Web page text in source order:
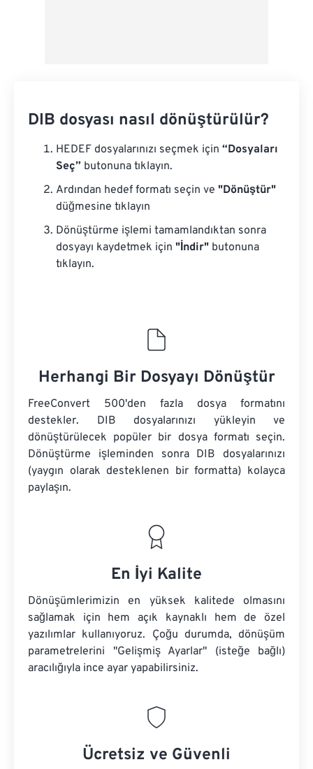
DIB dosyası nasıl dönüştürülür?
HEDEF dosyalarınızı seçmek için “Dosyaları
Seç” butonuna tıklayın.
Ardından hedef formatı seçin ve "Dönüştür"
düğmesine tıklayın
Dönüştürme işlemi tamamlandıktan sonra
dosyayı kaydetmek için "İndir" butonuna
tıklayın.
Herhangi Bir Dosyayı Dönüştür
FreeConvert 500'den fazla dosya formatını
destekler. DIB dosyalarınızı yükleyin ve
dönüştürülecek popüler bir dosya formatı seçin.
Dönüştürme işleminden sonra DIB dosyalarınızı
(yaygın olarak desteklenen bir formatta) kolayca
paylaşın.
En İyi Kalite
Dönüşümlerimizin en yüksek kalitede olmasını
sağlamak için hem açık kaynaklı hem de özel
yazılımlar kullanıyoruz. Çoğu durumda, dönüşüm
parametrelerini "Gelişmiş Ayarlar" (isteğe bağlı)
aracılığıyla ince ayar yapabilirsiniz.
Ücretsiz ve Güvenli